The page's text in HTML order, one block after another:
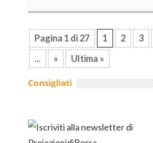
Pagina 1 di 27 1 2 3
...
» Ultima »
Consigliati